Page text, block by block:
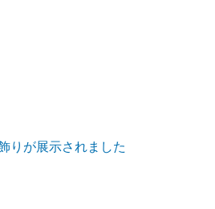
りが展示されました